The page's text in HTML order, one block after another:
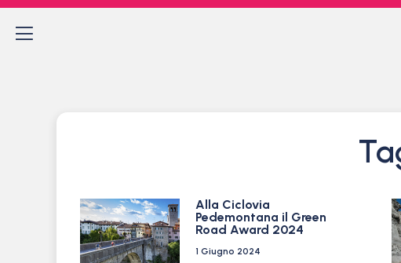
Alla Ciclovia
Pedemontana il Green
Road Award 2024
1 Giugno 2024